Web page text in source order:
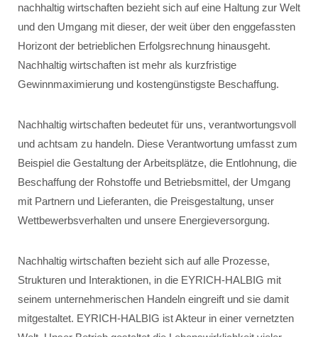
nachhaltig wirtschaften bezieht sich auf eine Haltung zur Welt
und den Umgang mit dieser, der weit über den enggefassten
Horizont der betrieblichen Erfolgsrechnung hinausgeht.
Nachhaltig wirtschaften ist mehr als kurzfristige
Gewinnmaximierung und kostengünstigste Beschaffung.
Nachhaltig wirtschaften bedeutet für uns, verantwortungsvoll
und achtsam zu handeln. Diese Verantwortung umfasst zum
Beispiel die Gestaltung der Arbeitsplätze, die Entlohnung, die
Beschaffung der Rohstoffe und Betriebsmittel, der Umgang
mit Partnern und Lieferanten, die Preisgestaltung, unser
Wettbewerbsverhalten und unsere Energieversorgung.
Nachhaltig wirtschaften bezieht sich auf alle Prozesse,
Strukturen und Interaktionen, in die EYRICH-HALBIG mit
seinem unternehmerischen Handeln eingreift und sie damit
mitgestaltet. EYRICH-HALBIG ist Akteur in einer vernetzten